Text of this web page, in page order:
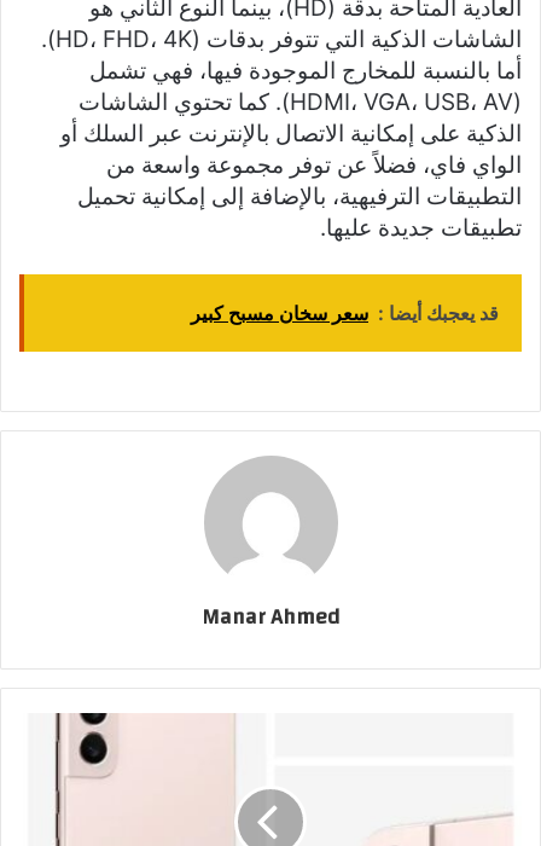
العادية المتاحة بدقة (HD)، بينما النوع الثاني هو
الشاشات الذكية التي تتوفر بدقات (HD، FHD، 4K).
أما بالنسبة للمخارج الموجودة فيها، فهي تشمل
(HDMI، VGA، USB، AV). كما تحتوي الشاشات
الذكية على إمكانية الاتصال بالإنترنت عبر السلك أو
الواي فاي، فضلاً عن توفر مجموعة واسعة من
التطبيقات الترفيهية، بالإضافة إلى إمكانية تحميل
تطبيقات جديدة عليها.
قد يعجبك أيضا : سعر سخان مسبح كبير
Manar Ahmed